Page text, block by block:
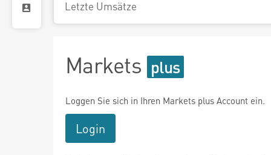
Letzte Umsätze
Markets
Loggen Sie sich in Ihren Markets plus Account ein.
Login